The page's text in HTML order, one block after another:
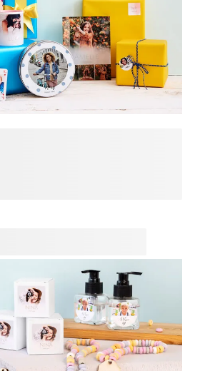
om een uniek, gepersonaliseerd